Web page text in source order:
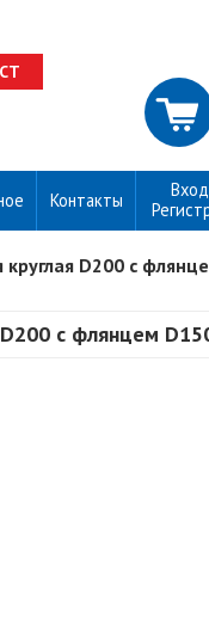
Контакты
D200 с
с флянцем